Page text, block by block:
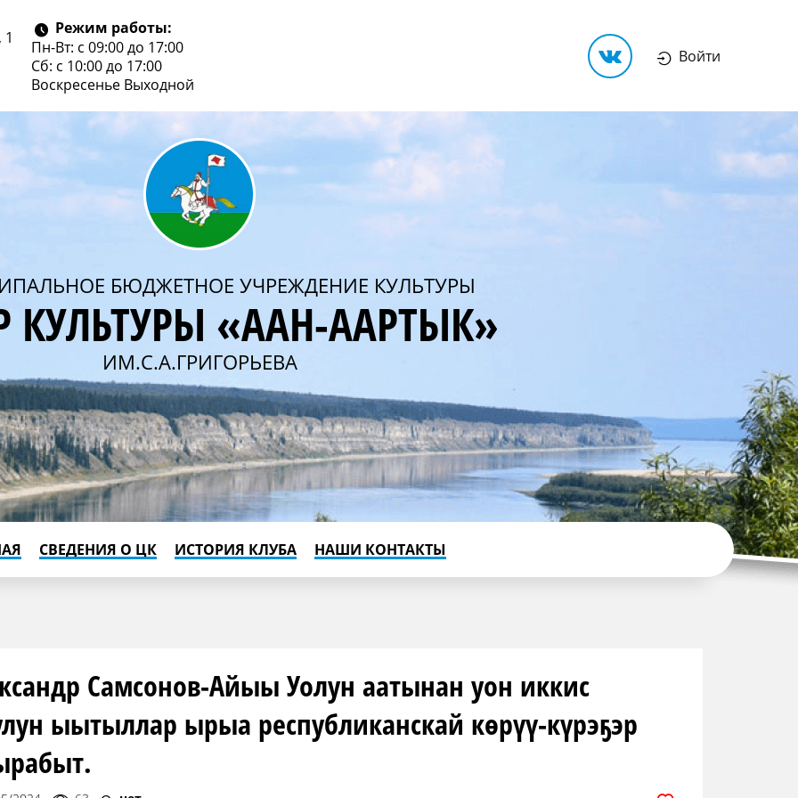
Режим работы:
Пн-Вт: с 09:00 до 17:00
Сб: с 10:00 до 17:00
Воскресенье Выходной
Войти
БЮДЖЕТНОЕ УЧРЕЖДЕНИЕ КУЛЬТУРЫ
КУЛЬТУРЫ «ААН-ААРТЫК»
ИМ.С.А.ГРИГОРЬЕВА
СВЕДЕНИЯ О ЦК ИСТОРИЯ КЛУБА НАШИ КОНТАКТЫ
Самсонов-Айыы Уолун аатынан уон иккис
ыытыллар ырыа республиканскай көрүү-күрэҕэр